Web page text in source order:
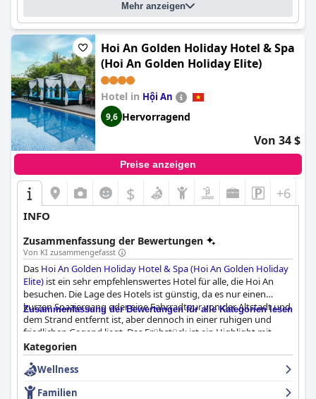
Mehr anzeigen
Hoi An Golden Holiday Hotel & Spa
(Hoi An Golden Holiday Elite)
Hotel in Hội An
9,6 Hervorragend
Von 34 $
Preise anzeigen
$ +6
INFO
Zusammenfassung der Bewertungen
Von KI zusammengefasst
Das Hoi An Golden Holiday Hotel & Spa (Hoi An Golden Holiday
Elite) ist ein sehr empfehlenswertes Hotel für alle, die Hoi An
besuchen. Die Lage des Hotels ist günstig, da es nur einen
kurzen Spaziergang oder eine Fahrradtour von der Altstadt und
dem Strand entfernt ist, aber dennoch in einer ruhigen und
friedlichen Gegend liegt. Das Frühstück ist ein Highlight mit
einer großen Auswahl an Optionen, die sowohl östliche als auch
westliche Geschmäcker bedienen. Die Zimmer sind sauber,
geräumig und mit allen notwendigen Annehmlichkeiten
ausgestattet, einige Gäste bezeichnen sie sogar als luxuriös. Die
Sauberkeit des Hotels ist außergewöhnlich und die Gäste
Zusammenfassung der Bewertungen für alle Kategorien lesen
Kategorien
Wellness
Familien